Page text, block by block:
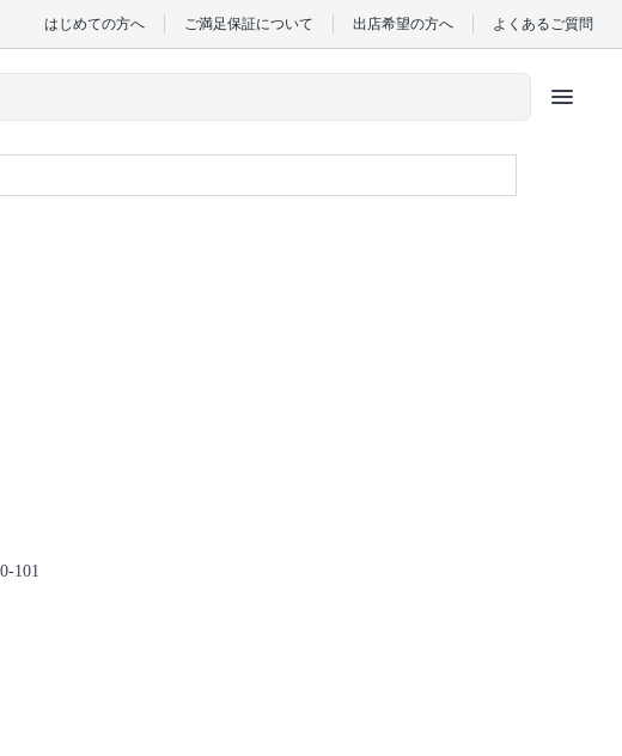
はじめての方へ ご満足保証について 出店希望の方へ よくあるご質問
menu
101